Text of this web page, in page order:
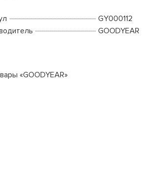
GY000112
GOODYEAR
«GOODYEAR»